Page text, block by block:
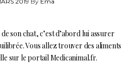
son chat, c’est d’abord lui assurer
Vous allez trouver des aliments
sur le portail Medicanimal.fr.